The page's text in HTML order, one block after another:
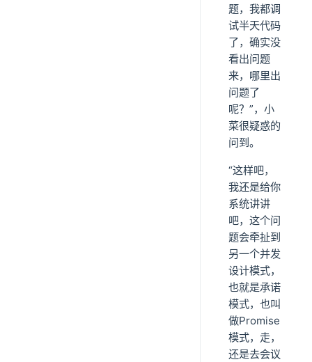
题，我都调
试半天代码
了，确实没
看出问题
来，哪里出
问题了
呢？”，小
菜很疑惑的
问到。
“这样吧，
我还是给你
系统讲讲
吧，这个问
题会牵扯到
另一个并发
设计模式，
也就是承诺
模式，也叫
做Promise
模式，走，
还是去会议